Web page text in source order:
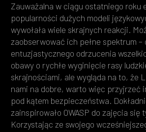
Zauważalna w ciągu ostatniego roku
popularności dużych modeli
wywołała wiele skrajnych reakcji.
zaobserwować ich pełne spektrum –
entuzjastycznego odrzucenia
obawy o rychłe wyginięcie rasy
skrajnościami, ale wygląda na to, że
nami na dobre, warto więc przyjrzeć
pod kątem bezpieczeństwa.
zainspirowało OWASP do zajęcia się
Korzystając ze swojego